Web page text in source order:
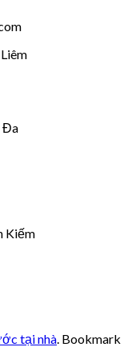
Đa
Kiếm
tại nhà . Bookmark